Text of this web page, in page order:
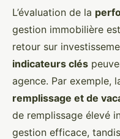
L’évaluation de la
gestion immobilière
retour sur
indicateurs clés
agence. Par exemple,
remplissage et de
de remplissage élevé
gestion efficace,